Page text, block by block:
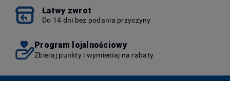
Łatwy zwrot
Do 14 dni bez podania przyczyny
Program lojalnościowy
Zbieraj punkty i wymieniaj na rabaty